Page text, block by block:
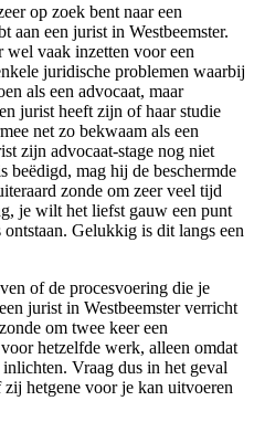
op zoek bent naar een
aan een jurist in Westbeemster.
wel vaak inzetten voor een
juridische problemen waarbij
als een advocaat, maar
jurist heeft zijn of haar studie
net zo bekwaam als een
zijn advocaat-stage nog niet
beëdigd, mag hij de beschermde
zonde om zeer veel tijd
je wilt het liefst gauw een punt
Gelukkig is dit langs een
of de procesvoering die je
jurist in Westbeemster verricht
om twee keer een
hetzelfde werk, alleen omdat
Vraag dus in het geval
hetgene voor je kan uitvoeren